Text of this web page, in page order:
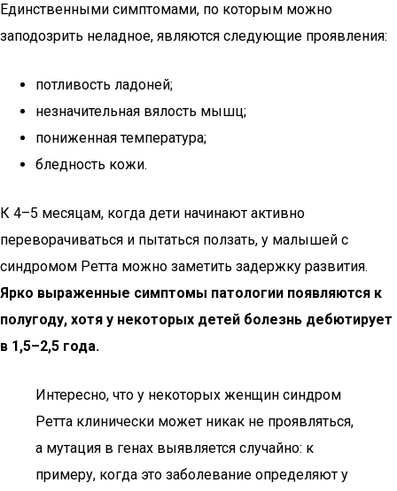
Единственными симптомами, по которым можно
заподозрить неладное, являются следующие проявления:
потливость ладоней;
незначительная вялость мышц;
пониженная температура;
бледность кожи.
К 4–5 месяцам, когда дети начинают активно
переворачиваться и пытаться ползать, у малышей с
синдромом Ретта можно заметить задержку развития.
Ярко выраженные симптомы патологии появляются к
полугоду, хотя у некоторых детей болезнь дебютирует
в 1,5–2,5 года.
Интересно, что у некоторых женщин синдром
Ретта клинически может никак не проявляться,
а мутация в генах выявляется случайно: к
примеру, когда это заболевание определяют у